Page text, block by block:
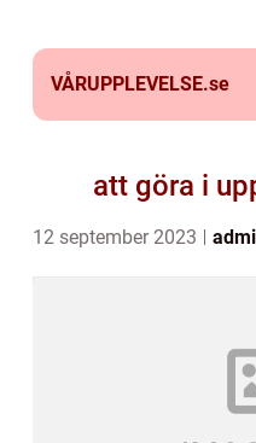
VÅRUPPLEVELSE.se
att göra i
12 september 2023